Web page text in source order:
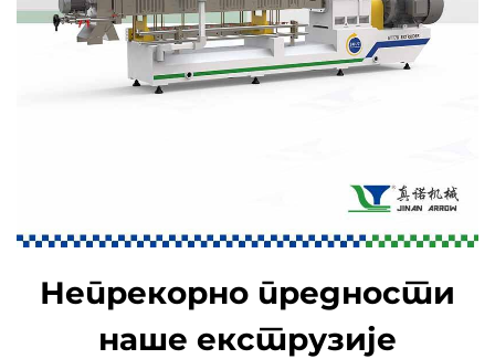
Непрекорно предности
наше екструзије